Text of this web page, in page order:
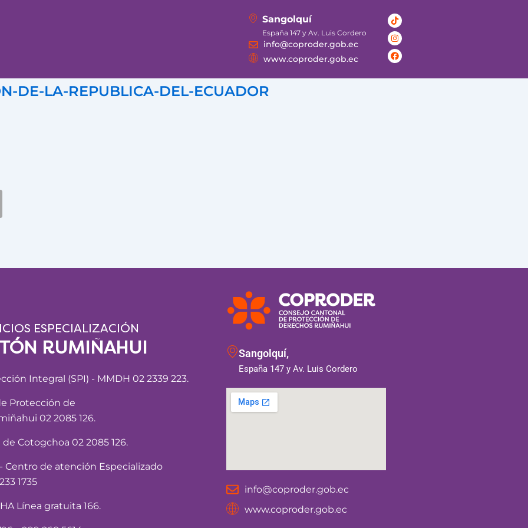
Sangolquí
España 147 y Av. Luis Cordero
info@coproder.gob.ec
www.coproder.gob.ec
Tiktok
Instagram
Facebook
DE-LA-REPUBLICA-DEL-ECUADOR
ESPECIALIZACIÓN
RUMIÑAHUI
Integral (SPI) - MMDH 02 2339 223.
Protección de
02 2085 126.
Cotogchoa 02 2085 126.
Centro de atención Especializado
1735
Línea gratuita 166.
Sangolquí,
España 147 y Av. Luis Cordero
info@coproder.gob.ec
www.coproder.gob.ec